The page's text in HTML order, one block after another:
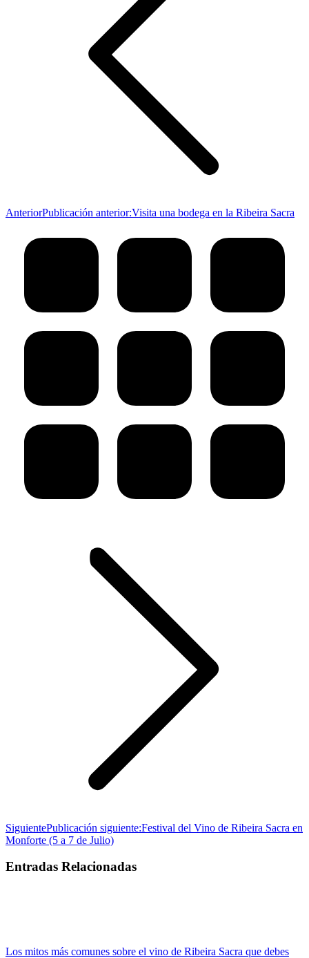
AnteriorPublicación anterior:Visita una bodega en la Ribeira Sacra
SiguientePublicación siguiente:Festival del Vino de Ribeira Sacra en
Monforte (5 a 7 de Julio)
Entradas Relacionadas
Los mitos más comunes sobre el vino de Ribeira Sacra que debes